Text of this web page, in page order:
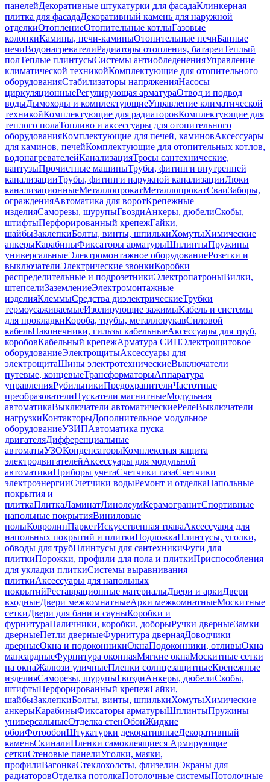
панелейДекоративные штукатурки для фасадаКлинкерная
плитка для фасадаДекоративный камень для наружной
отделкиОтоплениеОтопительные котлыГазовые
колонкиКамины, печи-каминыОтопительные печиБанные
печиВодонагревателиРадиаторы отопления, батареиТеплый
полТеплые плинтусыСистемы антиобледененияУправление
климатической техникойКомплектующие для отопительного
оборудованияСтабилизаторы напряженияНасосы
циркуляционныеРегулирующая арматураОтвод и подвод
водыДымоходы и комплектующиеУправление климатической
техникойКомплектующие для радиаторовКомплектующие для
теплого полаТопливо и аксессуары для отопительного
оборудованияКомплектующие для печей, каминовАксессуары
для каминов, печейКомплектующие для отопительных котлов,
водонагревателейКанализацияТросы сантехнические,
вантузыПрочистные машиныТрубы, фитинги внутренней
канализацииТрубы, фитинги наружной канализацииЛюки
канализационныеМеталлопрокатМеталлопрокатСваиЗаборы,
огражденияАвтоматика для воротКрепежные
изделияСаморезы, шурупыГвоздиАнкеры, дюбелиСкобы,
штифтыПерфорированный крепежГайки,
шайбыЗаклепкиБолты, винты, шпилькиХомутыХимические
анкерыКарабиныФиксаторы арматурыШплинтыПружины
универсальныеЭлектромонтажное оборудованиеРозетки и
выключателиЭлектрические звонкиКоробки
распределительные и подрозетникиЭлектропатроныВилки,
штепселиЗаземлениеЭлектромонтажные
изделияКлеммыСредства диэлектрическиеТрубки
термоусаживаемыеИзолирующие зажимыКабель и системы
для прокладкиКороба, трубы, металлорукавСиловой
кабельНаконечники, гильзы кабельныеАксессуары для труб,
коробовКабельный крепежАрматура СИПЭлектрощитовое
оборудованиеЭлектрощитыАксессуары для
электрощитаШины электротехническиеВыключатели
путевые, концевыеТрансформаторыАппаратура
управленияРубильникиПредохранителиЧастотные
преобразователиПускатели магнитныеМодульная
автоматикаВыключатели автоматическиеРелеВыключатели
нагрузкиКонтакторыДополнительное модульное
оборудованиеУЗИПАвтоматика пуска
двигателяДифференциальные
автоматыУЗОКонденсаторыКомплексная защита
электродвигателейАксессуары для модульной
автоматикиПриборы учетаСчетчики газаСчетчики
электроэнергииСчетчики водыРемонт и отделкаНапольные
покрытия и
плиткаПлиткаЛаминатЛинолеумКерамогранитСпортивные
напольные покрытияВиниловые
полыКовролинПаркетИскусственная траваАксессуары для
напольных покрытий и плиткиПодложкаПлинтусы, уголки,
обводы для трубПлинтусы для сантехникиФуги для
плиткиПорожки, профили для пола и плиткиПриспособления
для укладки плиткиСистемы выравнивания
плиткиАксессуары для напольных
покрытийРеставрационные материалыДвери и аркиДвери
входныеДвери межкомнатныеАрки межкомнатныеМоскитные
сеткиДвери для бани и сауныКоробки и
фурнитураНаличники, коробки, доборыРучки дверныеЗамки
дверныеПетли дверныеФурнитура двернаяДоводчики
дверныеОкна и подоконникиОкнаПодоконники, отливыОкна
мансардныеФурнитура оконнаяМягкие окнаМоскитные сетки
на окнаЖалюзи уличныеПленки солнцезащитныеКрепежные
изделияСаморезы, шурупыГвоздиАнкеры, дюбелиСкобы,
штифтыПерфорированный крепежГайки,
шайбыЗаклепкиБолты, винты, шпилькиХомутыХимические
анкерыКарабиныФиксаторы арматурыШплинтыПружины
универсальныеОтделка стенОбоиЖидкие
обоиФотообоиШтукатурки декоративныеДекоративный
каменьСкиналиПленки самоклеящиеся Армирующие
сеткиСтеновые панелиУголки, маяки,
профилиВагонкаСтеклохолсты, флизелинЭкраны для
радиаторовОтделка потолкаПотолочные системыПотолочные